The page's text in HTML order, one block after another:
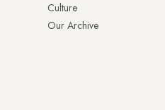
Culture
Our Archive